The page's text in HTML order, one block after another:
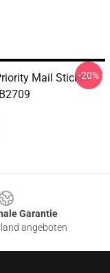
Mail Sticker-20%
Garantie
angeboten